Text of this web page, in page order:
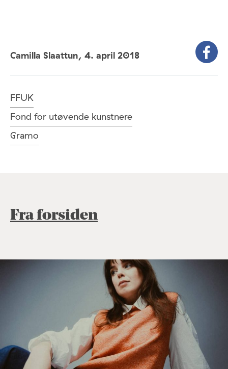
Camilla Slaattun, 4. april 2018
FFUK
Fond for utøvende kunstnere
Gramo
Fra forsiden